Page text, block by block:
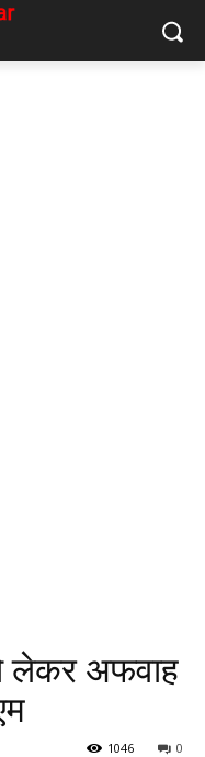
लेकर अफवाह
0
1046